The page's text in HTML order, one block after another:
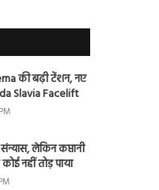
की बढ़ी टेंशन, नए
Slavia Facelift
लेकिन कप्तानी
नहीं तोड़ पाया